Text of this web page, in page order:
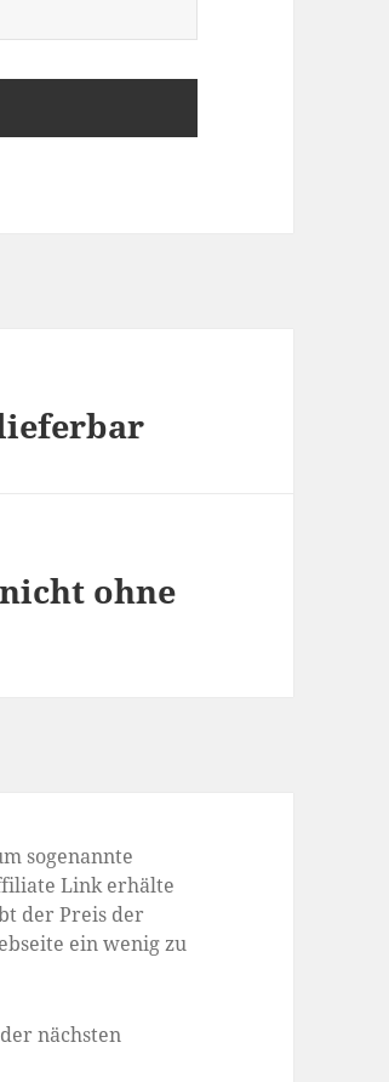
lieferbar
nicht ohne
sogenannte
Link erhälte
der Preis der
ein wenig zu
nächsten